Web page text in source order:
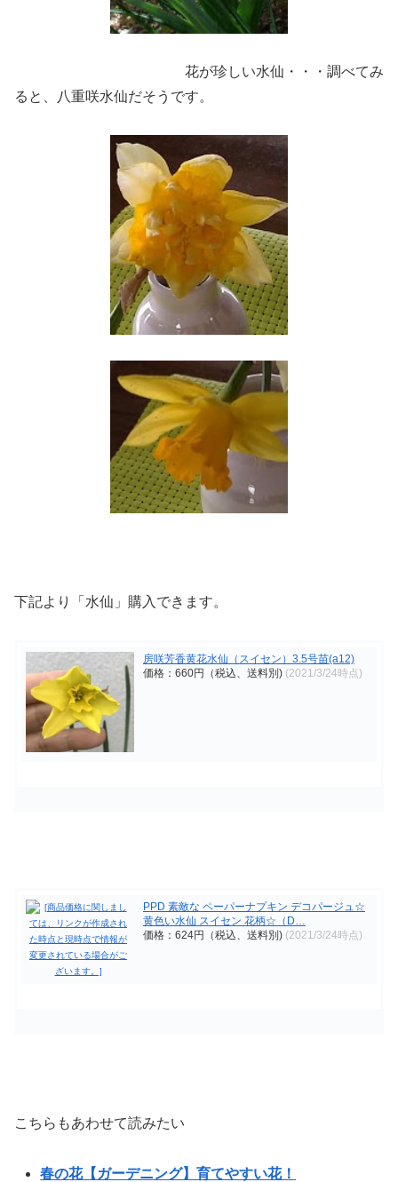
花が珍しい水仙・・・調べてみ
ると、八重咲水仙だそうです。
下記より「水仙」購入できます。
房咲芳香黄花水仙（スイセン）3.5号苗(a12)
価格：660円（税込、送料別) (2021/3/24時点)
PPD 素敵な ペーパーナプキン デコパージュ☆
黄色い水仙 スイセン 花柄☆（D…
価格：624円（税込、送料別) (2021/3/24時点)
こちらもあわせて読みたい
春の花【ガーデニング】育てやすい花！